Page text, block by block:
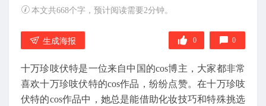
本文共668个字，预计阅读需要2分钟。
生成海报 0 0
十万珍吱伏特是一位来自中国的cos博主，大家都非常
喜欢十万珍吱伏特的cos作品，纷纷点赞。在十万珍吱
伏特的cos作品中，她总是能借助化妆技巧和特殊挑选